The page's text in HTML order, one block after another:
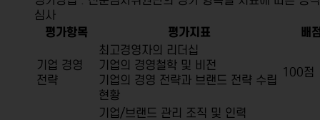
심사
평가항목
평가지표 배
기업 경영
전략
최고경영자의 리더십
기업의 경영철학 및 비전
기업의 경영 전략과 브랜드 전략 수립
현황
100점
기업/브랜드 관리 조직 및 인력